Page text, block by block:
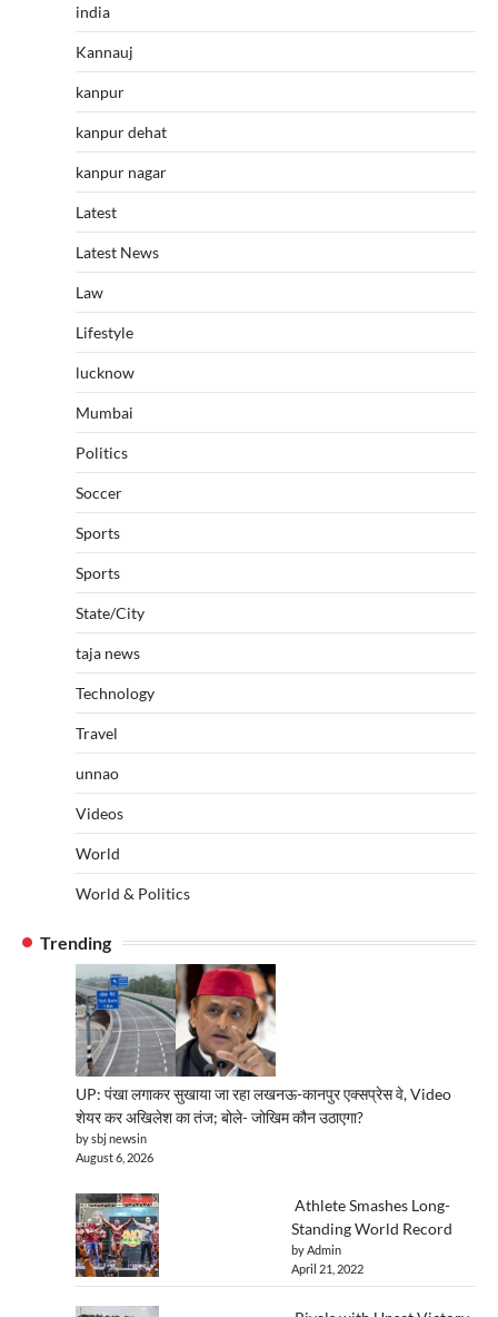
india
Kannauj
kanpur
kanpur dehat
kanpur nagar
Latest
Latest News
Law
Lifestyle
lucknow
Mumbai
Politics
Soccer
Sports
Sports
State/City
taja news
Technology
Travel
unnao
Videos
World
World & Politics
Trending
UP: पंखा लगाकर सुखाया जा रहा लखनऊ-कानपुर एक्सप्रेस वे, Video
शेयर कर अखिलेश का तंज; बोले- जोखिम कौन उठाएगा?
by sbj newsin
August 6, 2026
Athlete Smashes Long-
Standing World Record
by Admin
April 21, 2022